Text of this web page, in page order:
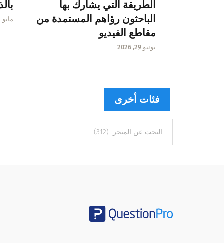
الطريقة التي يشارك بها
الباحثون رؤاهم المستمدة من
مقاطع الفيديو
يونيو 29, 2026
مايو 13, 2026
فئات أخرى
أخرى